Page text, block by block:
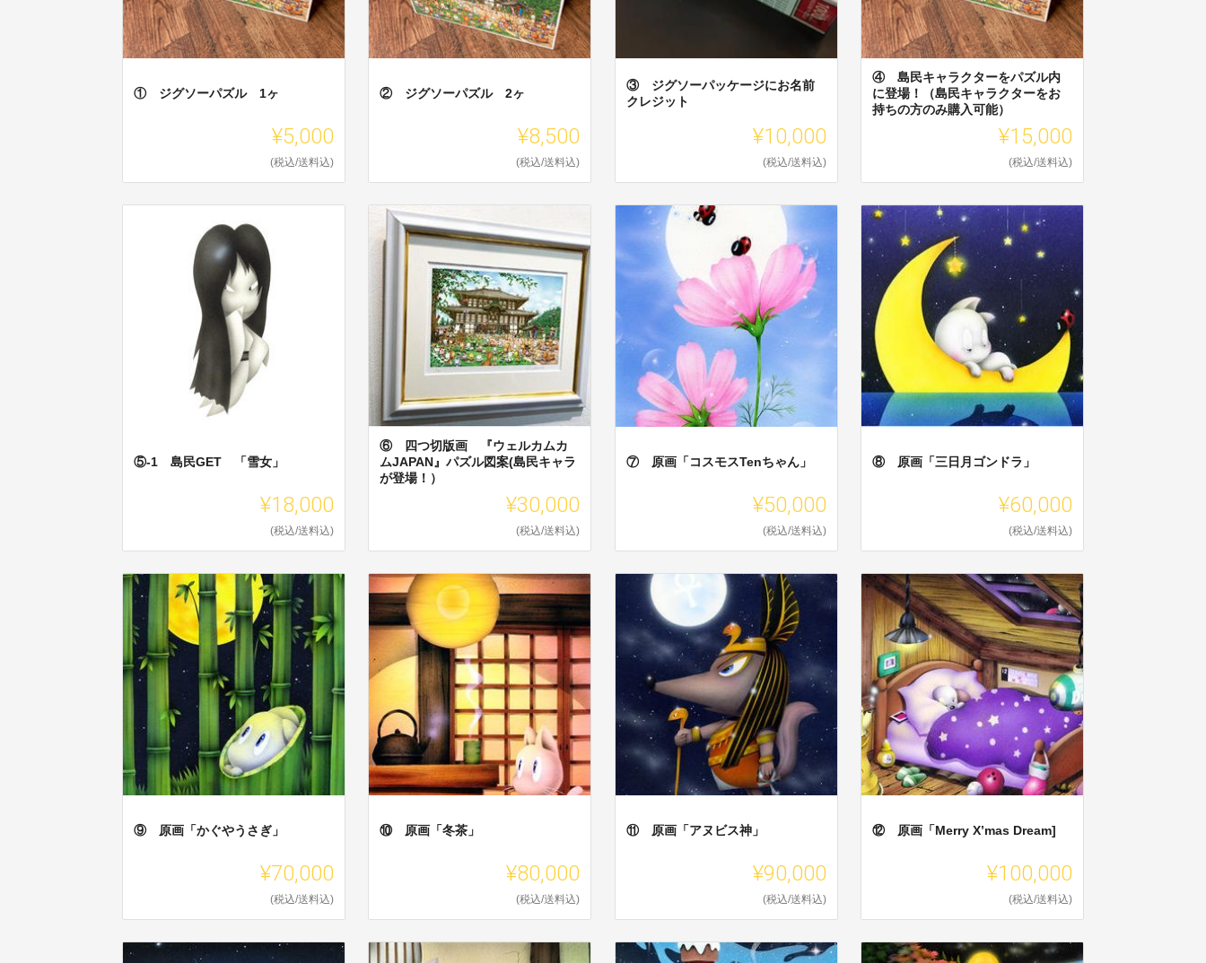
① ジグソーパズル 1ヶ
¥5,000
(税込/送料込)
② ジグソーパズル 2ヶ
¥8,500
(税込/送料込)
③ ジグソーパッケージにお名前
クレジット
¥10,000
(税込/送料込)
④ 島民キャラクターをパズル内
に登場！（島民キャラクターをお
持ちの方のみ購入可能）
¥15,000
(税込/送料込)
⑤-1 島民GET 「雪女」
¥18,000
(税込/送料込)
⑥ 四つ切版画 『ウェルカムカ
ムJAPAN』パズル図案(島民キャラ
が登場！）
¥30,000
(税込/送料込)
⑦ 原画「コスモスTenちゃん」
¥50,000
(税込/送料込)
⑧ 原画「三日月ゴンドラ」
¥60,000
(税込/送料込)
⑨ 原画「かぐやうさぎ」
¥70,000
(税込/送料込)
⑩ 原画「冬茶」
¥80,000
(税込/送料込)
⑪ 原画「アヌビス神」
¥90,000
(税込/送料込)
⑫ 原画「Merry X’mas Dream]
¥100,000
(税込/送料込)